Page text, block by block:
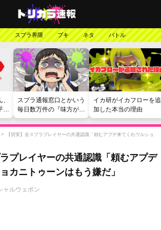
スプラ界隈 ブキ ネタ バトル
の
っ
スプラ通報窓口とかいう
毎日数万件の『味方が弱
い』愚痴を読まされる苦
行
イカ研がイカフローを追
加した本当の理由
>
【切実】全スプラプレイヤーの共通認識「頼むアプデ来てくれウルショ
ラプレイヤーの共通認識「頼むアプデ
カニトゥーンはもう嫌だ」
ャルウェポン